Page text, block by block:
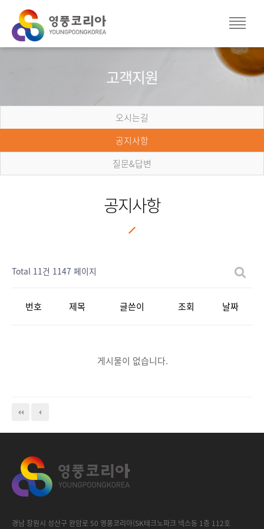
고객지원
오시는길
공지사항
질문&답변
공지사항
Total 11건 1147 페이지
번호 제목 글쓴이 조회 날짜
게시물이 없습니다.
경남 창원시 성산구 완암로 50 영풍코리아(SK테크노파크 넥스동 1층 112호